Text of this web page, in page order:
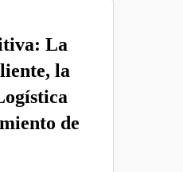
La
la
de